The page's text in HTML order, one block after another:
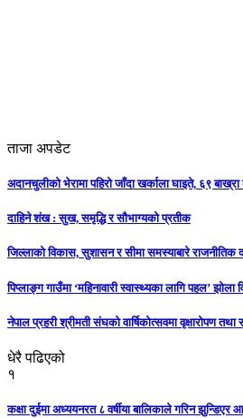
ताजा अपडेट
अदानचुलीको भेरामा पहिरो जाँदा खर्काला घाइते, ६९ बाख्रा
दाहिने शंख : सुख, समृद्धि र सौभाग्यको प्रतीक
जिल्लाको विकास, सुशासन र सीमा समस्याबारे
पिप्लाङ्ग गाउँमा ‘महिनावारी स्वास्थ्यका लागि पहल’ झोला
नेपाल प्रहरी श्रीमती संघको वार्षिकोत्सवमा वृक्षारोपण
धेरै पढिएको
१
कक्षा दुईमा अध्ययनरत ८ वर्षीया बालिकाले गरिन झुन्डिएर